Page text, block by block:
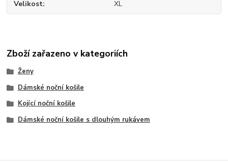
Velikost XL
Zboží zařazeno v kategoriích
Ženy
Dámské noční košile
Kojící noční košile
Dámské noční košile s dlouhým rukávem